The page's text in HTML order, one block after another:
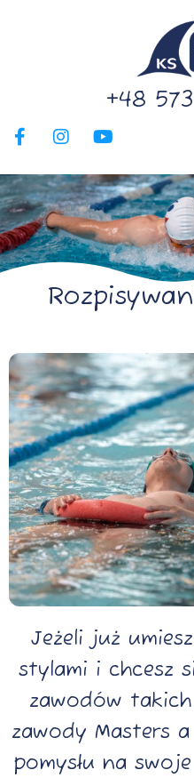
+48
Jeżeli już
stylami i chcesz
zawodów
zawody Masters
pomysłu na